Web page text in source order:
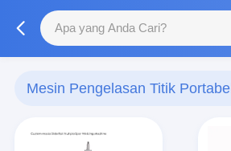
Mesin Pengelasan Titik Portabel